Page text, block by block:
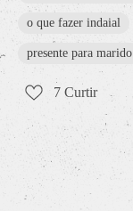
o que fazer indaial
presente para marido
7 Curtir